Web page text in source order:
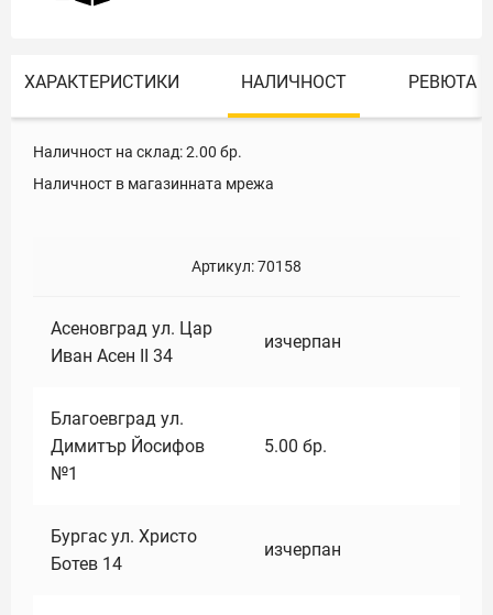
ХАРАКТЕРИСТИКИ НАЛИЧНОСТ РЕВЮТА
Наличност на склад:2.00 бр.
Наличност в магазинната мрежа
Артикул:70158
Асеновград ул. Цар
Иван Асен II 34
изчерпан
Благоевград ул.
Димитър Йосифов
№1
5.00 бр.
Бургас ул. Христо
Ботев 14
изчерпан